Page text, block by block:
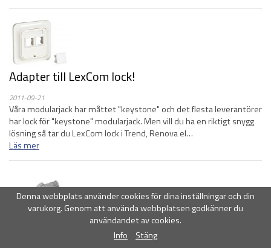
Adapter till LexCom lock!
2011-09-21
Våra modularjack har måttet "keystone" och det flesta leverantörer
har lock för "keystone" modularjack. Men vill du ha en riktigt snygg
lösning så tar du LexCom lock i Trend, Renova el…
Läs mer
Nya patchkablar!
Denna webbplats använder cookies för dina inställningar och din
varukorg. Genom att använda webbplatsen godkänner du
användandet av cookies.
Info
Stäng